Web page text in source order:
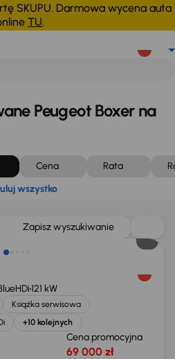
SKUPU. Darmowa wycena auta
TU.
wszystko
Peugeot Boxer na
Cena Rata
wszystko
Zapisz wyszukiwanie
121 kW
Książka serwisowa
+10 kolejnych
Cena promocyjna
69 000 zł